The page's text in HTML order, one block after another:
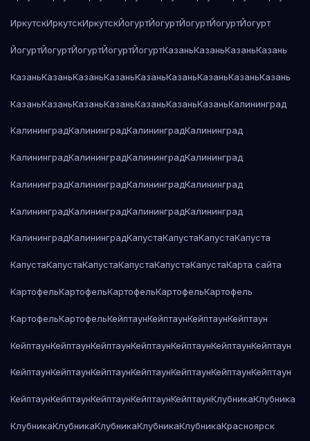
ИркутскИркутскИркутскЙогуртЙогуртЙогуртЙогуртЙогурт
ЙогуртЙогуртЙогуртЙогуртЙогуртКазаньКазаньКазаньКазань
КазаньКазаньКазаньКазаньКазаньКазаньКазаньКазаньКазань
КазаньКазаньКазаньКазаньКазаньКазаньКазаньКалининград
КалининградКалининградКалининградКалининград
КалининградКалининградКалининградКалининград
КалининградКалининградКалининградКалининград
КалининградКалининградКалининградКалининград
КалининградКалининградКапустаКапустаКапустаКапуста
КапустаКапустаКапустаКапустаКапустаКапустаКарта сайта
КартофельКартофельКартофельКартофельКартофель
КартофельКартофельКейптаунКейптаунКейптаунКейптаун
КейптаунКейптаунКейптаунКейптаунКейптаунКейптаунКейптаун
КейптаунКейптаунКейптаунКейптаунКейптаунКейптаунКейптаун
КейптаунКейптаунКейптаунКейптаунКейптаунКлубникаКлубника
КлубникаКлубникаКлубникаКлубникаКлубникаКрасноярск